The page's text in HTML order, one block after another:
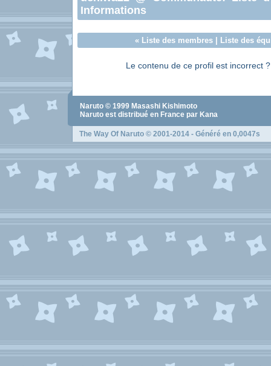
Informations
« Liste des membres| Liste des
Le contenu de ce profil est incorrect
Naruto © 1999 Masashi Kishimoto
Naruto est distribué en France par Kana
The Way Of Naruto © 2001-2014 - Généré en 0,0047s